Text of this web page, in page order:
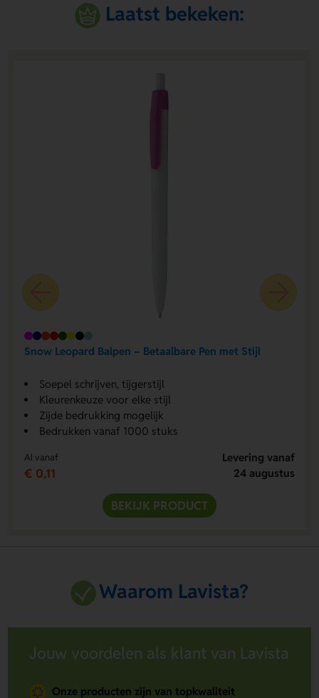
Laatst bekeken:
Snow Leopard Balpen – Betaalbare Pen met Stijl
Soepel schrijven, tijgerstijl
Kleurenkeuze voor elke stijl
Zijde bedrukking mogelijk
Bedrukken vanaf 1000 stuks
Al vanaf
€ 0,11
Levering vanaf
24 augustus
BEKIJK PRODUCT
Waarom Lavista?
Jouw voordelen als klant van Lavista
Onze producten zijn van topkwaliteit